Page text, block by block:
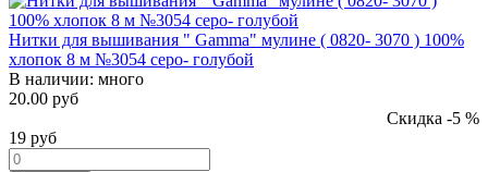
Нитки для вышивания " Gamma" мулине ( 0820- 3070 ) 100%
хлопок 8 м №3054 серо- голубой
В наличии: много
20.00 руб
Скидка -5 %
19 руб